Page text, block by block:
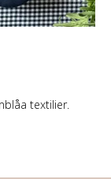
textilier.